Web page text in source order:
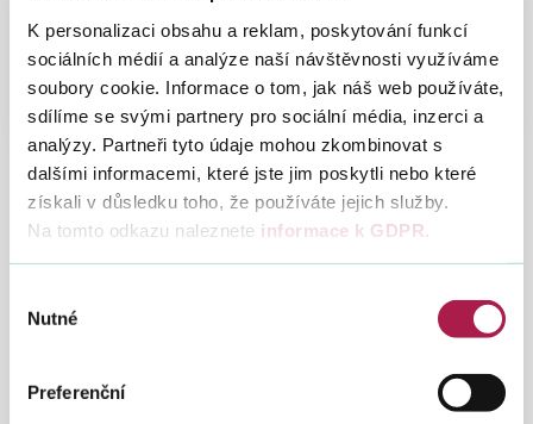
K personalizaci obsahu a reklam, poskytování funkcí
sociálních médií a analýze naší návštěvnosti využíváme
soubory cookie. Informace o tom, jak náš web používáte,
sdílíme se svými partnery pro sociální média, inzerci a
analýzy. Partneři tyto údaje mohou zkombinovat s
dalšími informacemi, které jste jim poskytli nebo které
získali v důsledku toho, že používáte jejich služby.
Na tomto odkazu naleznete informace k GDPR
souhlasu
Nutné
Preferenční
Sazebník úhrad nákladů za poskytování
informací